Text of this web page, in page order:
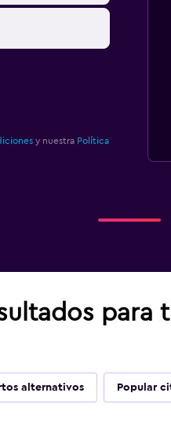
y nuestra Política
para
alternativos Popular